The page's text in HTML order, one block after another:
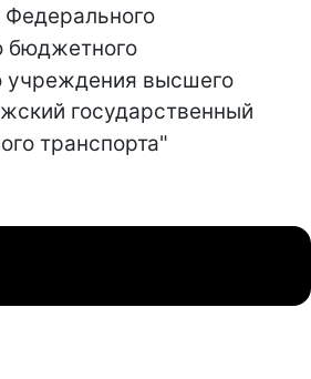
бюджетного
учреждения высшего
государственный
транспорта"